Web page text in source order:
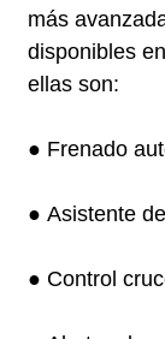
más
disponibles
ellas son:
● Frenado
● Asistente
● Control